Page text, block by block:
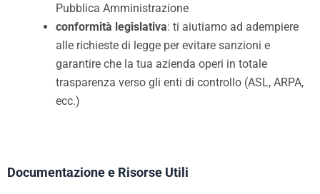
Pubblica Amministrazione
conformità legislativa: ti aiutiamo ad adempiere
alle richieste di legge per evitare sanzioni e
garantire che la tua azienda operi in totale
trasparenza verso gli enti di controllo (ASL, ARPA,
ecc.)
Documentazione e Risorse Utili